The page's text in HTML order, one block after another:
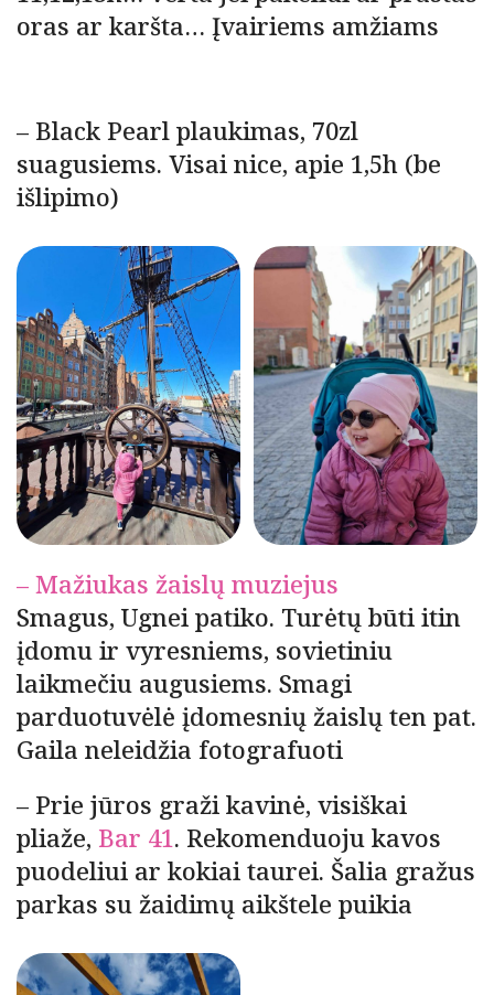
oras ar karšta… Įvairiems amžiams
– Black Pearl plaukimas, 70zl
suagusiems. Visai nice, apie 1,5h (be
išlipimo)
– Mažiukas žaislų muziejus
Smagus, Ugnei patiko. Turėtų būti itin
įdomu ir vyresniems, sovietiniu
laikmečiu augusiems. Smagi
parduotuvėlė įdomesnių žaislų ten pat.
Gaila neleidžia fotografuoti
– Prie jūros graži kavinė, visiškai
pliaže, Bar 41. Rekomenduoju kavos
puodeliui ar kokiai taurei. Šalia gražus
parkas su žaidimų aikštele puikia